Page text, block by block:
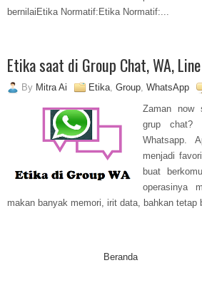
bernilaiEtika Normatif:Etika Normatif:...
Etika saat di Group Chat, WA,
By Mitra Ai Etika, Group, WhatsApp
Zaman now
grup
Whatsapp.
menjadi
buat
operasinya
makan banyak memori, irit data, bahkan tetap
Beranda